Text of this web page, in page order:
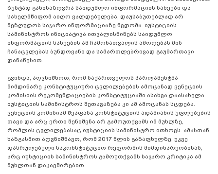
ზუსტად განისაზღვრა საიდუმლო ინფორმაციის სახეები და
სახელმწიფომ აიღო ვალდებულება, დაუსაბუთებლად არ
შეზღუდოს საჯარო ინფორმაციაზე წვდომა. იუსტიციის
სამინისტროს ინიციატივა ითვალისწინებს საიდუმლო
ინფორმაციის სახეების ამ ჩამონათვალის ამოღებას მის
ჩანაცვლებას ბუნდოვანი და სამართლებრივად გაუმართავი
დანაწესით.
გვინდა, აღვნიშნოთ, რომ საქართველოს პარლამენტმა
მიმდინარე კონსტიტუციური ცვლილებების ამოცანად ვენეციის
კომისიის რეკომენდაციების კონსტიტუციაში ასახვა დაასახელა.
იუსტიციის სამინისტროს შეთავაზება კი ამ ამოცანას სცდება.
ვენეციის კომისიამ შეაფასა კონსტიტუციის ადამიანის უფლებების
თავი და არც ერთი შენიშვნა არ გამოუთქვამს იმ მუხლზე,
რომლის ცვლილებასაც იუსტიციის სამინისტრო ითხოვს. ამასთან,
ხაზგასმით აღვნიშნავთ, რომ 2017 წლის გაზაფხულზე, უკვე
დასრულებული საკონსტიტუციო რეფორმის მიმდინარეობისას,
არც იუსტიციის სამინისტროს გამოუთქვამს საჯარო კრიტიკა ამ
მუხლთან დაკავშირებით.